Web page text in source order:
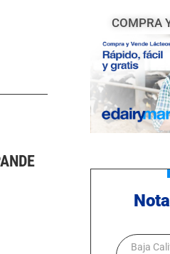
COMPRA
Baja